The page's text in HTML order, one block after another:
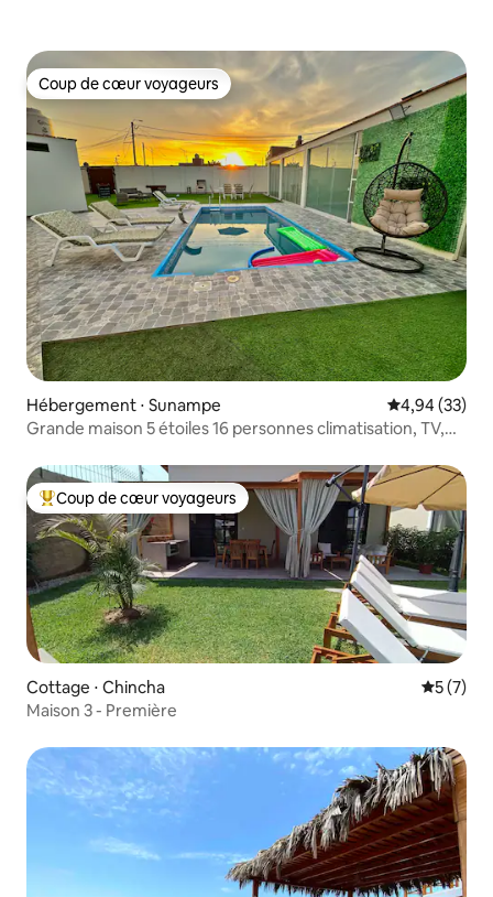
Coup de cœur voyageurs
Coup de cœur voyageurs
Hébergement ⋅ Sunampe Évaluation
4,94 (33)
Grande maison 5 étoiles 16 personnes climatisation, TV,
Coups de cœur voyageurs les plus appréciés
Coup de cœur voyageurs
Cottage ⋅ Chincha
5 (7)
Maison 3 - Première